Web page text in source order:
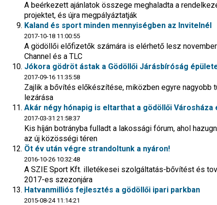
A beérkezett ajánlatok összege meghaladta a
projektet, és újra megpályáztatják
Kaland és sport minden mennyiségben az Invitelnél
2017-10-18 11:00:55
A gödöllői előfizetők számára is elérhető lesz
Channel és a TLC
Jókora gödröt ástak a Gödöllői Járásbíróság
2017-09-16 11:35:58
Zajlik a bővítés előkészítése, miközben egyre nagyobb
lezárása
Akár négy hónapig is eltarthat a gödöllői Városháza
2017-03-31 21:58:37
Kis híján botrányba fulladt a lakossági fórum, ahol
az új közösségi téren
Öt év után végre strandoltunk a nyáron!
2016-10-26 10:32:48
A SZIE Sport Kft. illetékesei szolgáltatás-bővítést és
2017-es szezonjára
Hatvanmilliós fejlesztés a gödöllői ipari parkban
2015-08-24 11:14:21